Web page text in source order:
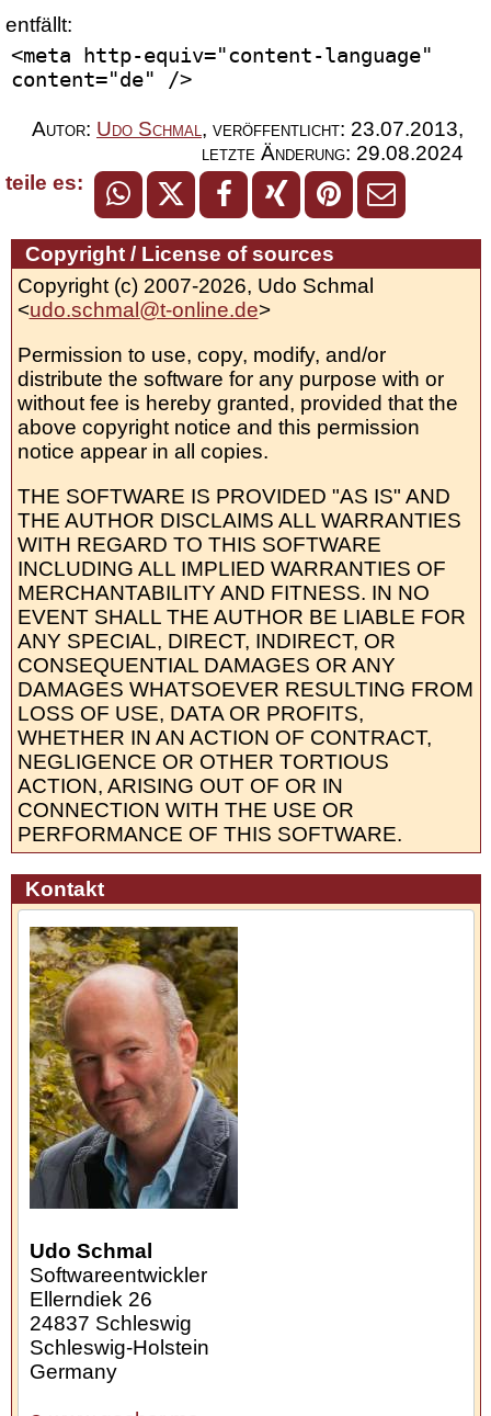
entfällt:
<meta http-equiv="content-language"
content="de" />
Autor: Udo Schmal , veröffentlicht: 23.07.2013,
letzte Änderung: 29.08.2024
teile es:
Copyright / License of sources
Copyright (c) 2007-2026, Udo Schmal
<udo.schmal@t-online.de>
Permission to use, copy, modify, and/or
distribute the software for any purpose with or
without fee is hereby granted, provided that the
above copyright notice and this permission
notice appear in all copies.
THE SOFTWARE IS PROVIDED "AS IS" AND
THE AUTHOR DISCLAIMS ALL WARRANTIES
WITH REGARD TO THIS SOFTWARE
INCLUDING ALL IMPLIED WARRANTIES OF
MERCHANTABILITY AND FITNESS. IN NO
EVENT SHALL THE AUTHOR BE LIABLE FOR
ANY SPECIAL, DIRECT, INDIRECT, OR
CONSEQUENTIAL DAMAGES OR ANY
DAMAGES WHATSOEVER RESULTING FROM
LOSS OF USE, DATA OR PROFITS,
WHETHER IN AN ACTION OF CONTRACT,
NEGLIGENCE OR OTHER TORTIOUS
ACTION, ARISING OUT OF OR IN
CONNECTION WITH THE USE OR
PERFORMANCE OF THIS SOFTWARE.
Kontakt
Udo Schmal
Softwareentwickler
Ellerndiek 26
24837 Schleswig
Schleswig-Holstein
Germany